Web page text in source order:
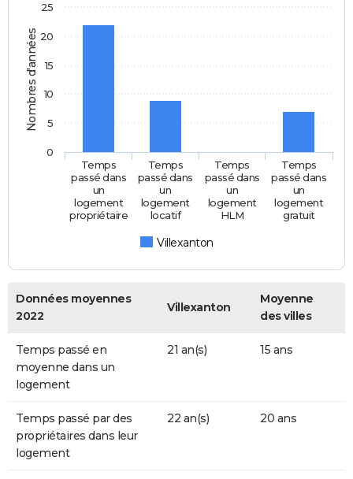
Nombres d'années
Villexanton
Temps
passé dans
un
logement
propriétaire
Temps
passé dans
un
logement
locatif
Temps
passé dans
un
logement
HLM
Temps
passé dans
un
logement
gratuit
0
5
10
15
20
25
Données moyennes
2022
Villexanton
Moyenne
des villes
Temps passé en
moyenne dans un
logement
21 an(s) 15 ans
Temps passé par des
propriétaires dans leur
logement
22 an(s) 20 ans